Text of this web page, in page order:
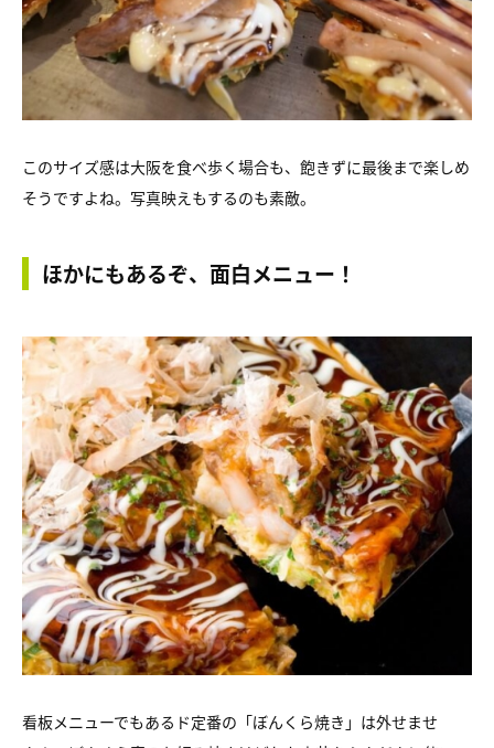
このサイズ感は大阪を食べ歩く場合も、飽きずに最後まで楽しめ
そうですよね。写真映えもするのも素敵。
ほかにもあるぞ、面白メニュー！
看板メニューでもあるド定番の「ぼんくら焼き」は外せませ